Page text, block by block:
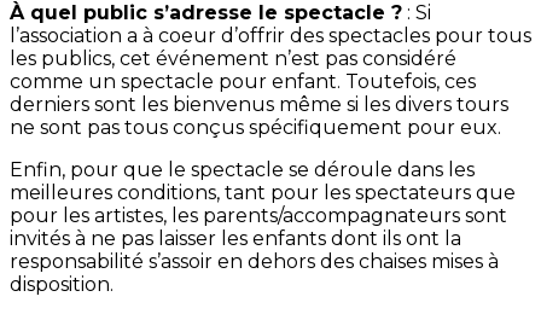
À quel public s’adresse le spectacle ? : Si
l’association a à coeur d’offrir des spectacles pour tous
les publics, cet événement n’est pas considéré
comme un spectacle pour enfant. Toutefois, ces
derniers sont les bienvenus même si les divers tours
ne sont pas tous conçus spécifiquement pour eux.
Enfin, pour que le spectacle se déroule dans les
meilleures conditions, tant pour les spectateurs que
pour les artistes, les parents/accompagnateurs sont
invités à ne pas laisser les enfants dont ils ont la
responsabilité s’assoir en dehors des chaises mises à
disposition.